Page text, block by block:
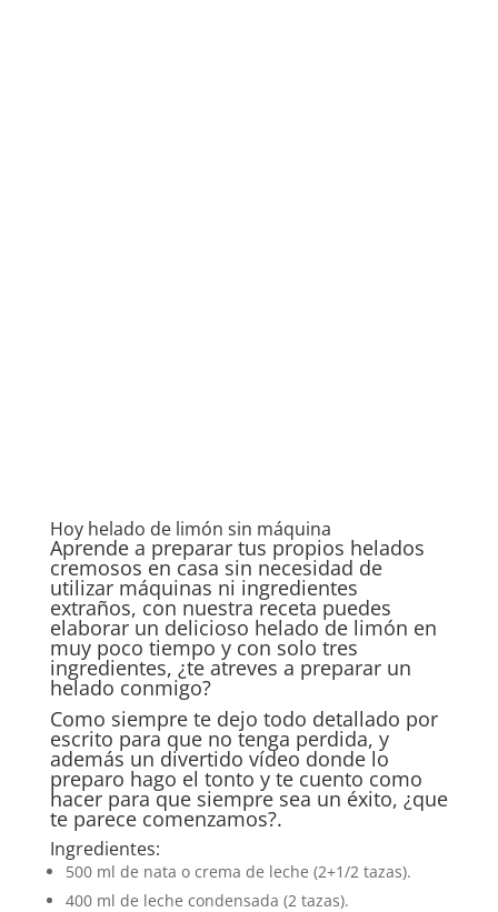
Hoy helado de limón sin máquina
Aprende a preparar tus propios helados
cremosos en casa sin necesidad de
utilizar máquinas ni ingredientes
extraños, con nuestra receta puedes
elaborar un delicioso helado de limón en
muy poco tiempo y con solo tres
ingredientes, ¿te atreves a preparar un
helado conmigo?
Como siempre te dejo todo detallado por
escrito para que no tenga perdida, y
además un divertido vídeo donde lo
preparo hago el tonto y te cuento como
hacer para que siempre sea un éxito, ¿que
te parece comenzamos?.
Ingredientes:
500 ml de nata o crema de leche (2+1/2 tazas).
400 ml de leche condensada (2 tazas).